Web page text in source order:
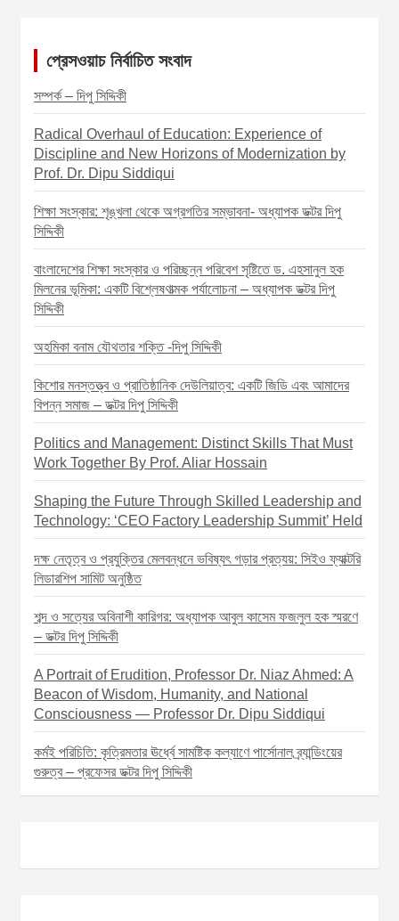
প্রেসওয়াচ নির্বাচিত সংবাদ
সম্পর্ক – দিপু সিদ্দিকী
Radical Overhaul of Education: Experience of
Discipline and New Horizons of Modernization by
Prof. Dr. Dipu Siddiqui
শিক্ষা সংস্কার: শৃঙ্খলা থেকে অগ্রগতির সম্ভাবনা- অধ্যাপক ডক্টর দিপু
সিদ্দিকী
বাংলাদেশের শিক্ষা সংস্কার ও পরিচ্ছন্ন পরিবেশ সৃষ্টিতে ড. এহসানুল হক
মিলনের ভূমিকা: একটি বিশ্লেষণাত্মক পর্যালোচনা – অধ্যাপক ডক্টর দিপু
সিদ্দিকী
অহমিকা বনাম যৌথতার শক্তি -দিপু সিদ্দিকী
কিশোর মনস্তত্ত্ব ও প্রাতিষ্ঠানিক দেউলিয়াত্ব: একটি জিডি এবং আমাদের
বিপন্ন সমাজ – ডক্টর দিপু সিদ্দিকী
Politics and Management: Distinct Skills That Must
Work Together By Prof. Aliar Hossain
Shaping the Future Through Skilled Leadership and
Technology: ‘CEO Factory Leadership Summit’ Held
দক্ষ নেতৃত্ব ও প্রযুক্তির মেলবন্ধনে ভবিষ্যৎ গড়ার প্রত্যয়: সিইও ফ্যাক্টরি
লিডারশিপ সামিট অনুষ্ঠিত
শব্দ ও সত্যের অবিনাশী কারিগর: অধ্যাপক আবুল কাসেম ফজলুল হক স্মরণে
– ডক্টর দিপু সিদ্দিকী
A Portrait of Erudition, Professor Dr. Niaz Ahmed: A
Beacon of Wisdom, Humanity, and National
Consciousness — Professor Dr. Dipu Siddiqui
কর্মই পরিচিতি: কৃত্রিমতার ঊর্ধ্বে সামষ্টিক কল্যাণে পার্সোনাল ব্র্যান্ডিংয়ের
গুরুত্ব – প্রফেসর ডক্টর দিপু সিদ্দিকী